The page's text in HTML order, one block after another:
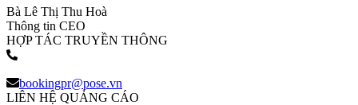
Bà Lê Thị Thu Hoà
Thông tin CEO
HỢP TÁC TRUYỀN THÔNG
bookingpr@pose.vn
LIÊN HỆ QUẢNG CÁO